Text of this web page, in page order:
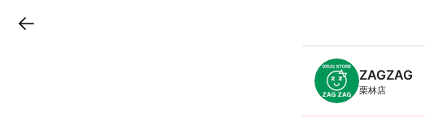
B
n
c
h
T
ZAGZAG
栗林店